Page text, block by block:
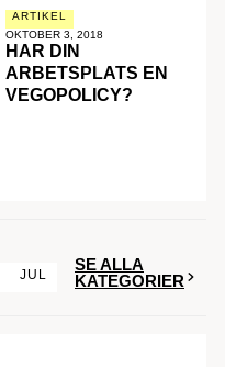
ARTIKEL
OKTOBER 3, 2018
HAR DIN
ARBETSPLATS EN
VEGOPOLICY?
JUL
SE ALLA
KATEGORIER